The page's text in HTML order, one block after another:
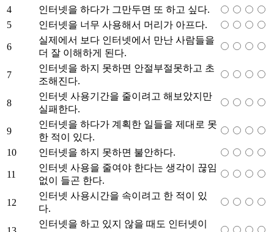
4
인터넷을 하다가 그만두면 또 하고 싶다.
5
인터넷을 너무 사용해서 머리가 아프다.
6
실제에서 보다 인터넷에서 만난 사람들을
더 잘 이해하게 된다.
7
인터넷을 하지 못하면 안절부절못하고 초
조해진다.
8
인터넷 사용기간을 줄이려고 해보았지만
실패한다.
9
인터넷을 하다가 계획한 일들을 제대로 못
한 적이 있다.
10
인터넷을 하지 못하면 불안하다.
11
인터넷 사용을 줄여야 한다는 생각이 끊임
없이 들곤 한다.
12
인터넷 사용시간을 속이려고 한 적이 있
다.
인터넷을 하고 있지 않을 때도 인터넷이